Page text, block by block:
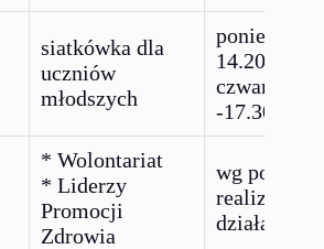
siatkówka dla
uczniów
młodszych
14.20 -15.
czwartek
-17.30
* Wolontariat
* Liderzy
Promocji
Zdrowia
wg potrzeb
realizacji
działań